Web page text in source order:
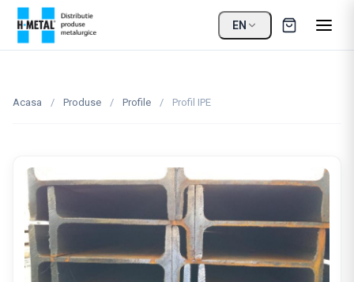
EN
Acasa / Produse / Profile / Profil IPE